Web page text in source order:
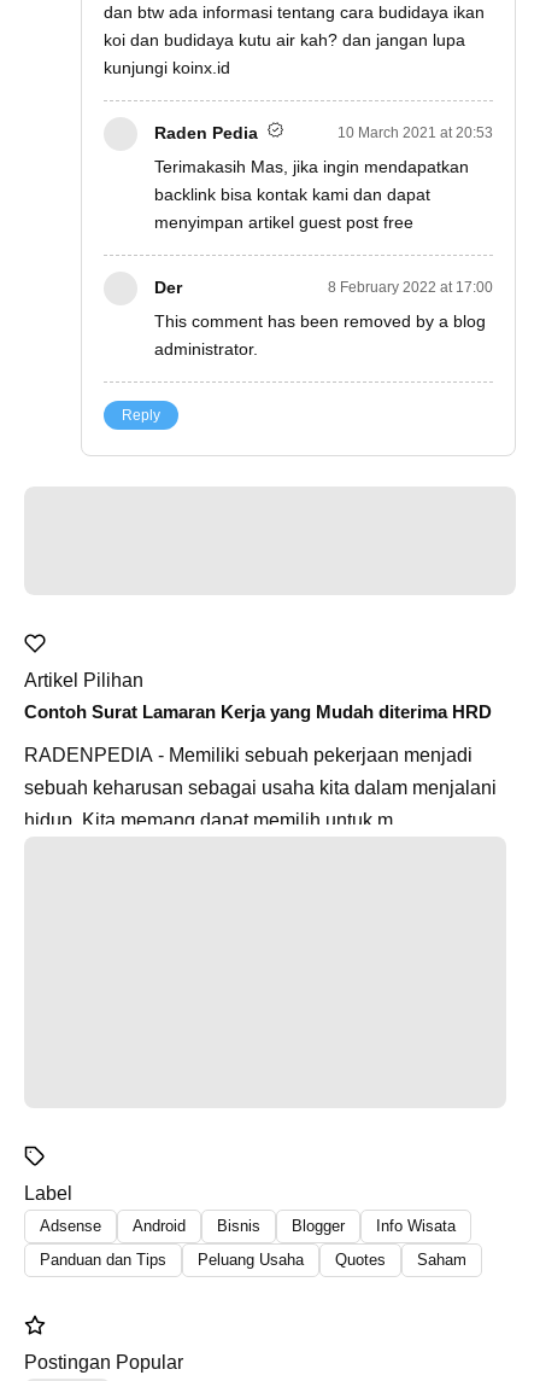
dan btw ada informasi tentang cara budidaya ikan
koi dan budidaya kutu air kah? dan jangan lupa
kunjungi koinx.id
Raden Pedia 10 March 2021 at 20:53
Terimakasih Mas, jika ingin mendapatkan
backlink bisa kontak kami dan dapat
menyimpan artikel guest post free
Der 8 February 2022 at 17:00
This comment has been removed by a blog
administrator.
Reply
Artikel Pilihan
Contoh Surat Lamaran Kerja yang Mudah diterima HRD
RADENPEDIA - Memiliki sebuah pekerjaan menjadi
sebuah keharusan sebagai usaha kita dalam menjalani
hidup. Kita memang dapat memilih untuk m...
Label
Adsense Android Bisnis Blogger
Info Wisata
Panduan dan Tips
Peluang Usaha Quotes Saham
Postingan Popular